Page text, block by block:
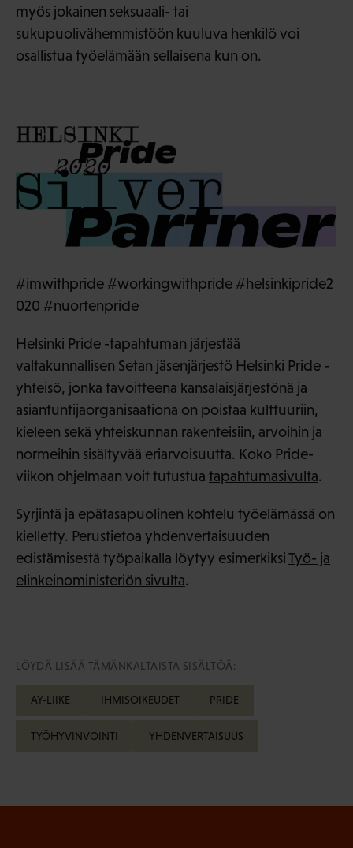
myös jokainen seksuaali- tai
sukupuolivähemmistöön kuuluva henkilö voi
osallistua työelämään sellaisena kun on.
#imwithpride #workingwithpride #helsinkipride2
020 #nuortenpride
Helsinki Pride -tapahtuman järjestää
valtakunnallisen Setan jäsenjärjestö Helsinki Pride -
yhteisö, jonka tavoitteena kansalaisjärjestönä ja
asiantuntijaorganisaationa on poistaa kulttuuriin,
kieleen sekä yhteiskunnan rakenteisiin, arvoihin ja
normeihin sisältyvää eriarvoisuutta. Koko Pride-
viikon ohjelmaan voit tutustua tapahtumasivulta.
Syrjintä ja epätasapuolinen kohtelu työelämässä on
kielletty. Perustietoa yhdenvertaisuuden
edistämisestä työpaikalla löytyy esimerkiksiTyö- ja
elinkeinoministeriön sivulta.
LÖYDÄ LISÄÄ TÄMÄNKALTAISTA SISÄLTÖÄ:
AY-LIIKE IHMISOIKEUDET PRIDE
TYÖHYVINVOINTI YHDENVERTAISUUS